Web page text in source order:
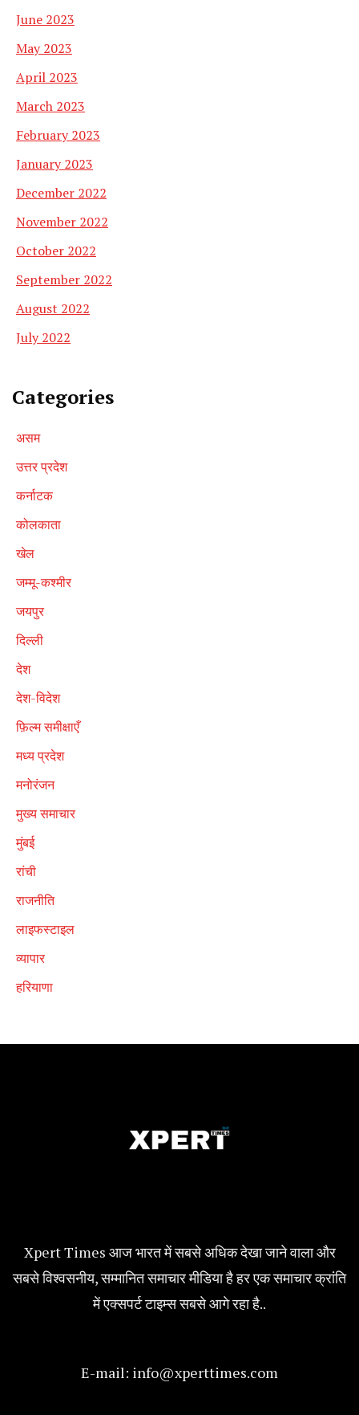
June 2023
May 2023
April 2023
March 2023
February 2023
January 2023
December 2022
November 2022
October 2022
September 2022
August 2022
July 2022
Categories
असम
उत्तर प्रदेश
कर्नाटक
कोलकाता
खेल
जम्मू-कश्मीर
जयपुर
दिल्ली
देश
देश-विदेश
फ़िल्म समीक्षाएँ
मध्य प्रदेश
मनोरंजन
मुख्य समाचार
मुंबई
रांची
राजनीति
लाइफस्टाइल
व्यापार
हरियाणा
Xpert Times आज भारत में सबसे अधिक देखा जाने वाला और
सबसे विश्वसनीय, सम्मानित समाचार मीडिया है हर एक समाचार क्रांति
में एक्सपर्ट टाइम्स सबसे आगे रहा है..
E-mail: info@xperttimes.com